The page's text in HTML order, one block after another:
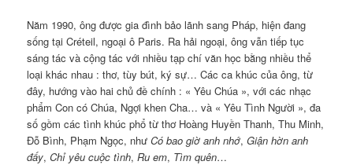
Năm 1990, ông được gia đình bảo lãnh sang Pháp, hiện đang
sống tại Créteil, ngoại ô Paris. Ra hải ngoại, ông vẫn tiếp tục
sáng tác và cộng tác với nhiều tạp chí văn học bằng nhiều thể
loại khác nhau : thơ, tùy bút, ký sự… Các ca khúc của ông, từ
đây, hướng vào hai chủ đề chính : « Yêu Chúa », với các nhạc
phẩm Con có Chúa, Ngợi khen Cha… và « Yêu Tình Người », đa
số gồm các tình khúc phổ từ thơ Hoàng Huyền Thanh, Thu Minh,
Đỗ Bình, Phạm Ngọc, nhưCó bao giờ anh nhớ, Giận hờn anh
đấy,Chỉ yêu cuộc tình,Ru em, Tìm quên…